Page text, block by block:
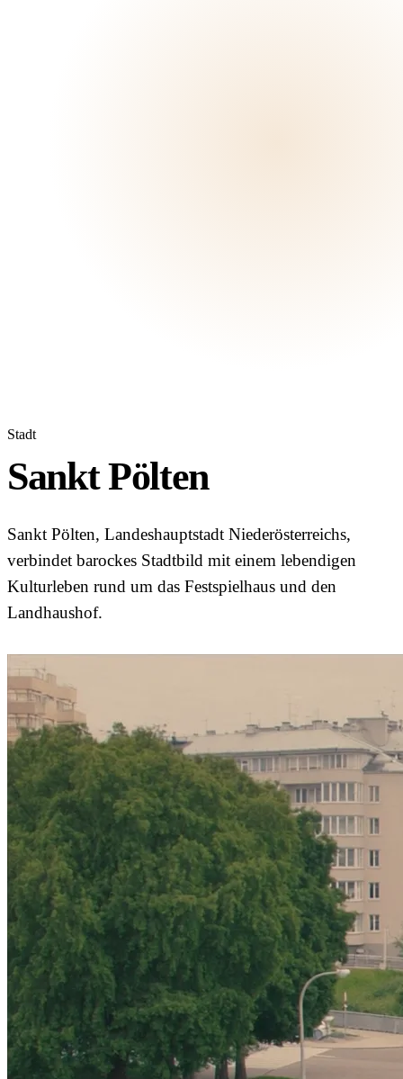
Stadt
Sankt Pölten
Sankt Pölten, Landeshauptstadt Niederösterreichs,
verbindet barockes Stadtbild mit einem lebendigen
Kulturleben rund um das Festspielhaus und den
Landhaushof.